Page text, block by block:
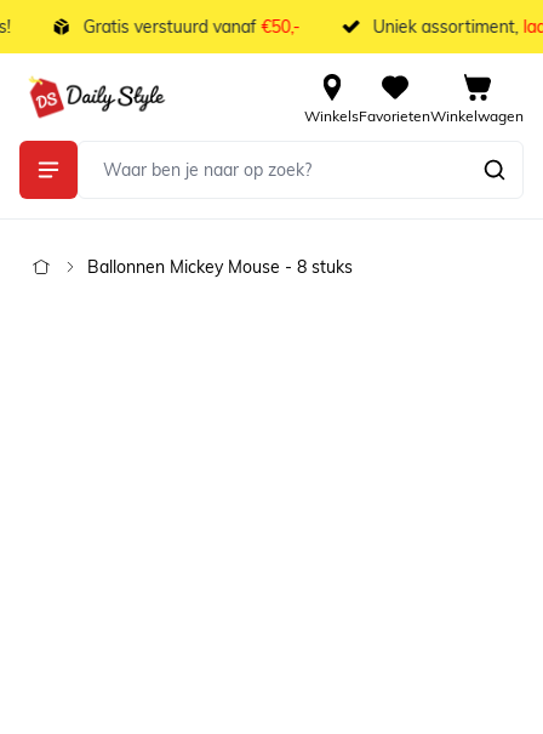
Ga naar de inhoud
Gratis verstuurd vanaf€50,- Uniek assortiment,
WinkelsFavorietenWinkelwagen
Ballonnen Mickey Mouse - 8 stuks